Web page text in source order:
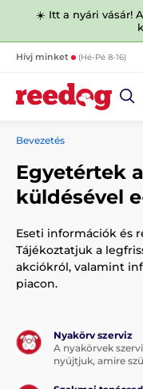
☀️ Itt a nyári vásár!
Hívj minket (Hé-Pé 8-16)
Bevezetés
Egyetértek
küldésével
Eseti információk és
Tájékoztatjuk a
akciókról, valamint
piacon.
Nyakörv szerviz
A nyakörvek
nyújtjuk, amire